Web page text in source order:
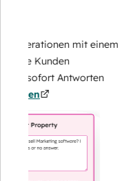
mit einem
Kunden
sofort Antworten